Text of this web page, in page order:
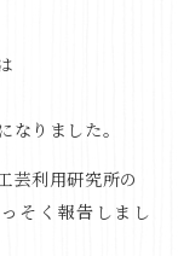
なりました。
芸利用研究所の
そく報告しまし